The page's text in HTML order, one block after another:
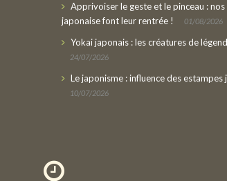
Apprivoiser le geste et le pinceau :
japonaise font leur rentrée !
01/08/2026
Yokai japonais : les créatures de
24/07/2026
Le japonisme : influence des
10/07/2026